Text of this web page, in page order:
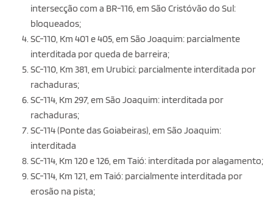
intersecção com a BR-116, em São Cristóvão do Sul:
bloqueados;
SC-110, Km 401 e 405, em São Joaquim: parcialmente
interditada por queda de barreira;
SC-110, Km 381, em Urubici: parcialmente interditada por
rachaduras;
SC-114, Km 297, em São Joaquim: interditada por
rachaduras;
SC-114 (Ponte das Goiabeiras), em São Joaquim:
interditada
SC-114, Km 120 e 126, em Taió: interditada por alagamento;
SC-114, Km 121, em Taió: parcialmente interditada por
erosão na pista;